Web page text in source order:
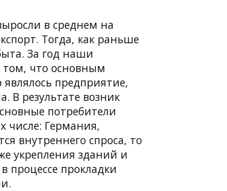
в среднем на
Тогда, как раньше
За год наши
том, что основным
предприятие,
В результате возник
потребители
числе: Германия,
внутреннего спроса, то
укрепления зданий и
процессе прокладки